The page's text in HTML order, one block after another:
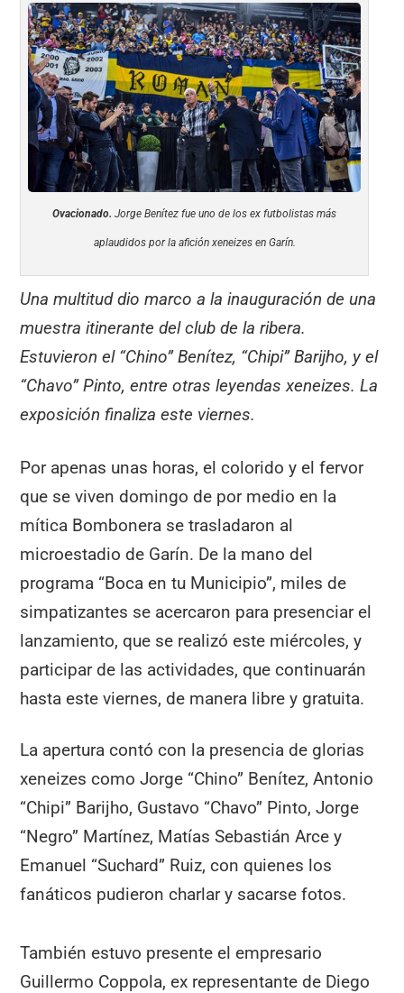
Ovacionado. Jorge Benítez fue uno de los ex futbolistas más
aplaudidos por la afición xeneizes en Garín.
Una multitud dio marco a la inauguración de una
muestra itinerante del club de la ribera.
Estuvieron el “Chino” Benítez, “Chipi” Barijho, y el
“Chavo” Pinto, entre otras leyendas xeneizes. La
exposición finaliza este viernes.
Por apenas unas horas, el colorido y el fervor
que se viven domingo de por medio en la
mítica Bombonera se trasladaron al
microestadio de Garín. De la mano del
programa “Boca en tu Municipio”, miles de
simpatizantes se acercaron para presenciar el
lanzamiento, que se realizó este miércoles, y
participar de las actividades, que continuarán
hasta este viernes, de manera libre y gratuita.
La apertura contó con la presencia de glorias
xeneizes como Jorge “Chino” Benítez, Antonio
“Chipi” Barijho, Gustavo “Chavo” Pinto, Jorge
“Negro” Martínez, Matías Sebastián Arce y
Emanuel “Suchard” Ruiz, con quienes los
fanáticos pudieron charlar y sacarse fotos.
También estuvo presente el empresario
Guillermo Coppola, ex representante de Diego